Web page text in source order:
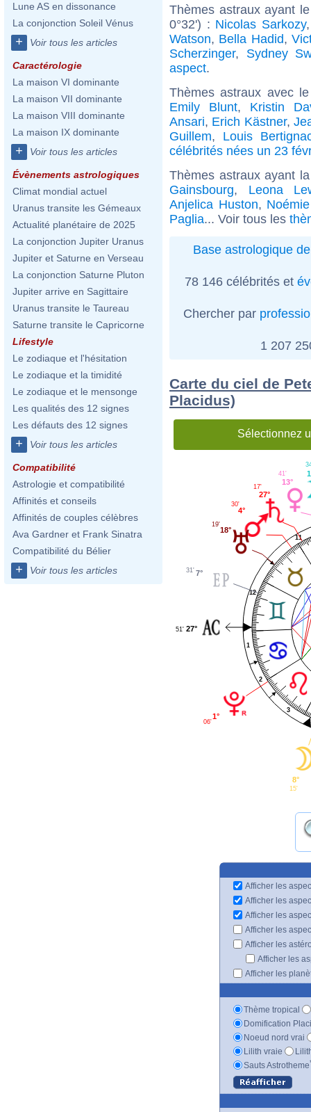
Lune AS en dissonance
La conjonction Soleil Vénus
+ Voir tous les articles
Caractérologie
La maison VI dominante
La maison VII dominante
La maison VIII dominante
La maison IX dominante
+ Voir tous les articles
Évènements astrologiques
Climat mondial actuel
Uranus transite les Gémeaux
Actualité planétaire de 2025
La conjonction Jupiter Uranus
Jupiter et Saturne en Verseau
La conjonction Saturne Pluton
Jupiter arrive en Sagittaire
Uranus transite le Taureau
Saturne transite le Capricorne
Lifestyle
Le zodiaque et l'hésitation
Le zodiaque et la timidité
Le zodiaque et le mensonge
Les qualités des 12 signes
Les défauts des 12 signes
+ Voir tous les articles
Compatibilité
Astrologie et compatibilité
Affinités et conseils
Affinités de couples célèbres
Ava Gardner et Frank Sinatra
Compatibilité du Bélier
+ Voir tous les articles
Thèmes astraux ayant
0°32') : Nicolas Sarkozy
Watson, Bella Hadid,
Scherzinger, Sydney
aspect.
Thèmes astraux avec
Emily Blunt, Kristin
Ansari, Erich Kästner,
Guillem, Louis
célébrités nées un 23
Thèmes astraux ayant
Gainsbourg, Leona
Anjelica Huston,
Paglia... Voir tous les
Base astrologique
78 146 célébrités et
Chercher par
1 207
Carte du ciel de
Placidus)
Sélectionnez
1
2
3
11
12
13°
41'
27°
17'
4°
30'
18°
19'
7°
31'
27°
51'
1°
06'
8°
15'
Afficher les
Afficher les
Afficher les
Afficher les
Afficher les
Afficher les
Afficher les
Thème tropical
Domification
Noeud nord vrai
Lilith vraie
Sauts Astrotheme